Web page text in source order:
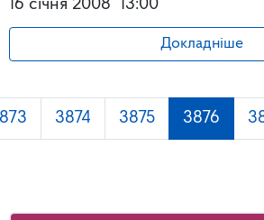
16 січня 2008
13:00
Докладніше
3874 3875 3876